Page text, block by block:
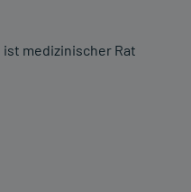
medizinischer Rat